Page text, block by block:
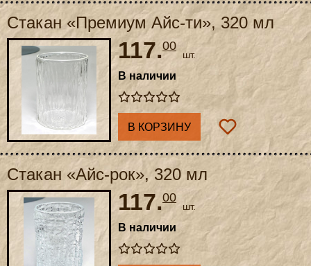
Стакан «Премиум Айс-ти», 320 мл
117.00
шт.
В наличии
В КОРЗИНУ
Стакан «Айс-рок», 320 мл
117.00
шт.
В наличии